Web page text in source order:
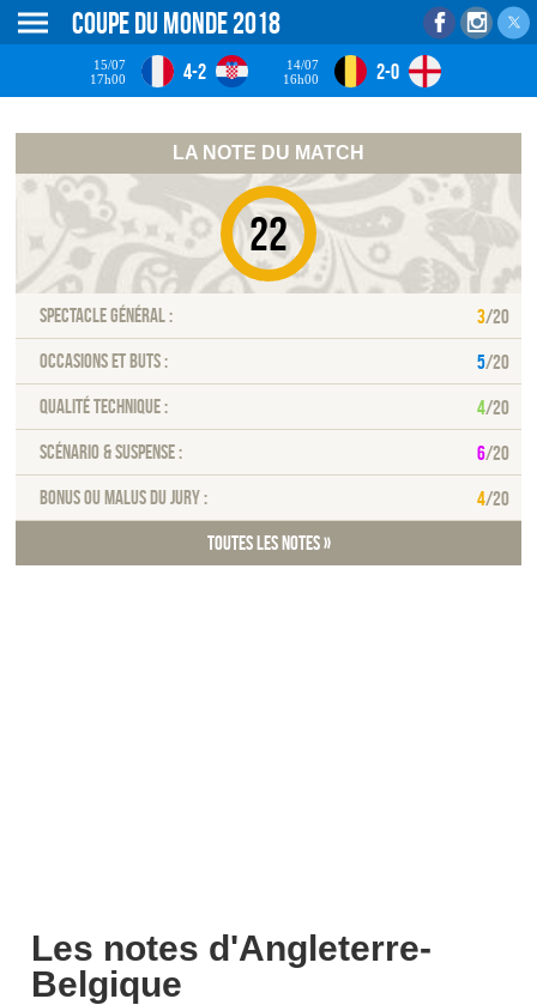
Coupe du monde 2018
15/07
17h00
4-2
14/07
16h00
2-0
LA NOTE DU MATCH
22
Spectacle général : 3/20
Occasions et buts : 5/20
Qualité technique : 4/20
Scénario & Suspense : 6/20
Bonus ou malus du jury : 4/20
Toutes les notes »
Les notes d'Angleterre-
Belgique